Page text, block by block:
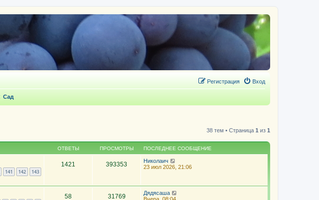
Вход
Регистрация
Сад
38 тем • Страница 1 из 1
ОТВЕТЫ ПРОСМОТРЫ ПОСЛЕДНЕЕ СООБЩЕНИЕ
141 142 143
1421 393353
Николаич
23 июл 2026, 21:06
58 31769
Дядясаша